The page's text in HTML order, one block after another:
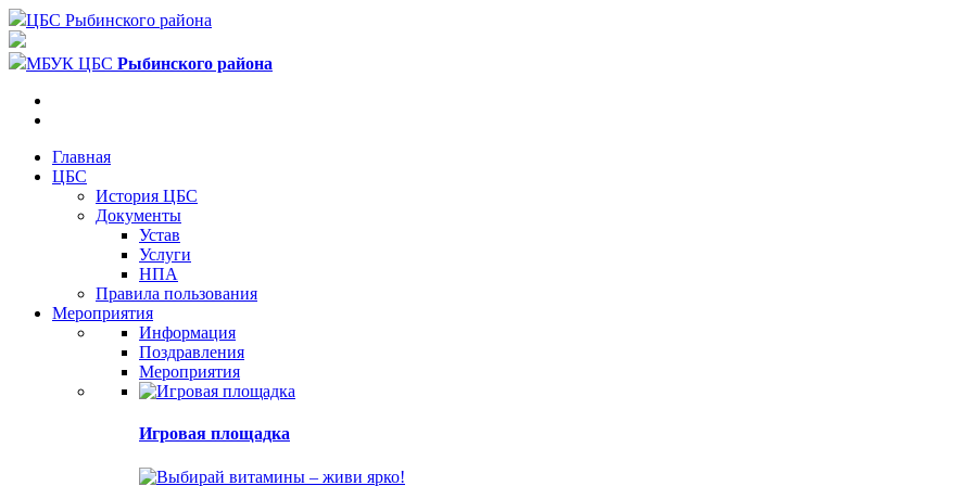
ЦБС Рыбинского района
МБУК ЦБС Рыбинского района
Главная
ЦБС
История ЦБС
Документы
Устав
Услуги
НПА
Правила пользования
Мероприятия
Информация
Поздравления
Мероприятия
Игровая площадка